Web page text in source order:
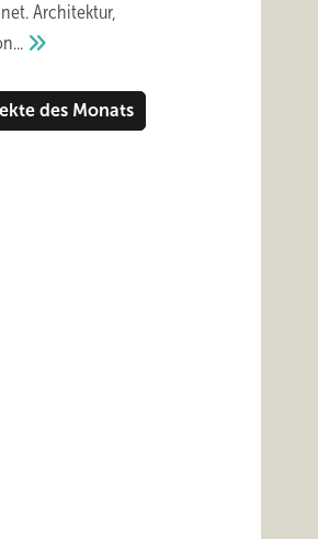
Architektur,
des Monats